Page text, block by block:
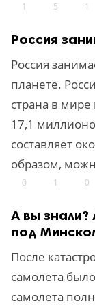
1 5 1
Россия
Россия
планете.
страна в
17,1
составляет
образом,
0 1 0
А вы
под
После
самолета
самолета